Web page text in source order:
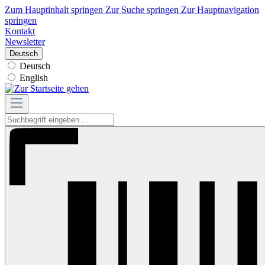
Zum Hauptinhalt springen Zur Suche springen Zur Hauptnavigation
springen
Kontakt
Newsletter
Deutsch
Deutsch
English